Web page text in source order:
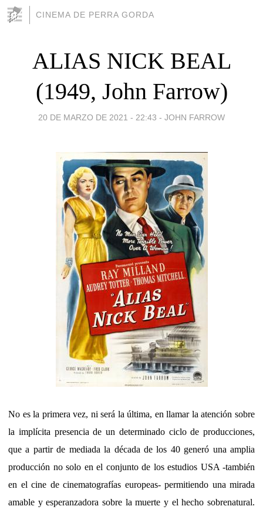
CINEMA DE PERRA GORDA
ALIAS NICK BEAL
(1949, John Farrow)
20 DE MARZO DE 2021 - 22:43 - JOHN FARROW
No es la primera vez, ni será la última, en llamar la atención sobre
la implícita presencia de un determinado ciclo de producciones,
que a partir de mediada la década de los 40 generó una amplia
producción no solo en el conjunto de los estudios USA -también
en el cine de cinematografías europeas- permitiendo una mirada
amable y esperanzadora sobre la muerte y el hecho sobrenatural.